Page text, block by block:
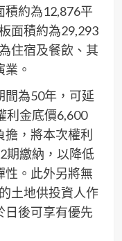
積約為12,876平
面積約為29,293
住宿及餐飲、其
。
間為50年，可延
利金底價6,600
，將本次權利
期繳納，以降低
性。此外另將無
土地供投資人作
日後可享有優先